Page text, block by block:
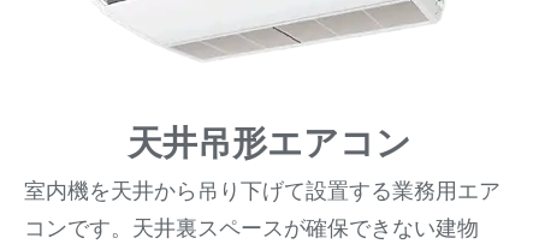
天井吊形エアコン
室内機を天井から吊り下げて設置する業務用エア
コンです。天井裏スペースが確保できない建物